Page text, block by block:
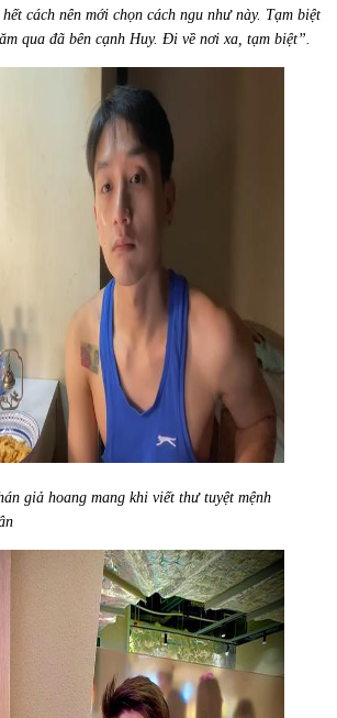
cách nên mới chọn cách ngu như này. Tạm biệt
qua đã bên cạnh Huy. Đi về nơi xa, tạm biệt”.
giả hoang mang khi viết thư tuyệt mệnh